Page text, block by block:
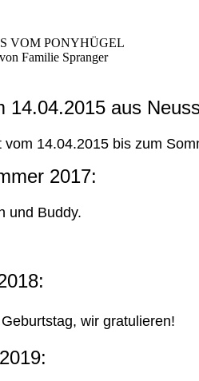
VOM PONYHÜGEL
Familie Spranger
14.04.2015 aus
14.04.2015 bis zum
2017:
und Buddy.
wir gratulieren!
2019: